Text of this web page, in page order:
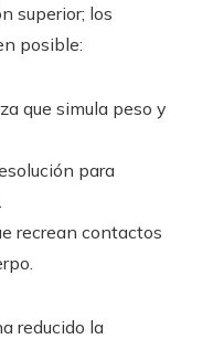
superior; los
posible:
que simula peso y
para
recrean contactos
reducido la